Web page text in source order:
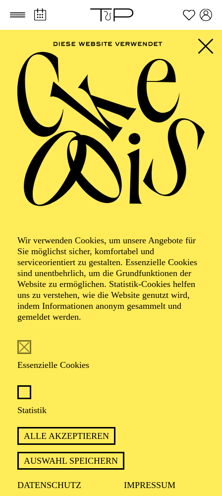
Zum Hauptinhalt springen Zum Footer springen
Wir verwenden Cookies, um unsere Angebote für
Sie möglichst sicher, komfortabel und
serviceorientiert zu gestalten. Essenzielle Cookies
sind unentbehrlich, um die Grundfunktionen der
Website zu ermöglichen. Statistik-Cookies helfen
uns zu verstehen, wie die Website genutzt wird,
indem Informationen anonym gesammelt und
gemeldet werden.
Essenzielle Cookies
Statistik
ALLE AKZEPTIEREN
AUSWAHL SPEICHERN
DATENSCHUTZ IMPRESSUM
AALTO BALLETT
Der Nussknacker
Eine Weihnachtsgeschichte
Ballett in zwei Akten von Youri Vámos nach Charles
Dickens und E. T. A Hoffmann
Musik von Pjotr I. Tschaikowsky
MÄRCHENHAFT, EMOTIONAL UND
VOLLER WEIHNACHTSZAUBER: EIN
"NUSSKNACKER" FÜR DIE GANZE
FAMILIE